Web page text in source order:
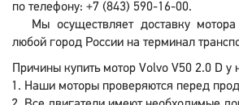
по телефону: +7 (843) 590-16-00.
Мы осуществляет доставку
любой город России на терминал
Причины купить мотор Volvo V50 2.0 D у
Наши моторы проверяются перед